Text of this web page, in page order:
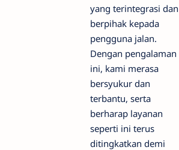
yang terintegrasi dan
berpihak kepada
pengguna jalan.
Dengan pengalaman
ini, kami merasa
bersyukur dan
terbantu, serta
berharap layanan
seperti ini terus
ditingkatkan demi